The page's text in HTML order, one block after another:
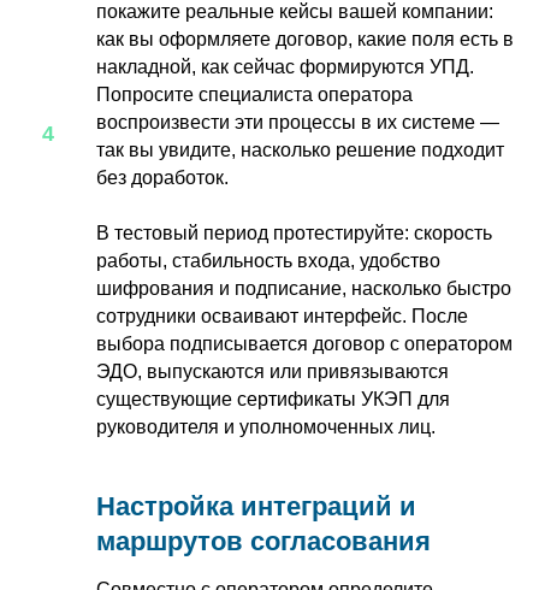
покажите реальные кейсы вашей компании:
как вы оформляете договор, какие поля есть в
накладной, как сейчас формируются УПД.
Попросите специалиста оператора
воспроизвести эти процессы в их системе —
так вы увидите, насколько решение подходит
без доработок.
В тестовый период протестируйте: скорость
работы, стабильность входа, удобство
шифрования и подписание, насколько быстро
сотрудники осваивают интерфейс. После
выбора подписывается договор с оператором
ЭДО, выпускаются или привязываются
существующие сертификаты УКЭП для
руководителя и уполномоченных лиц.
Настройка интеграций и
маршрутов согласования